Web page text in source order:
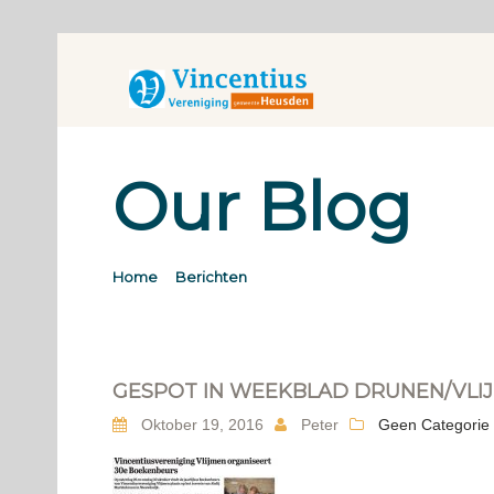
Our Blog
Home Berichten
GESPOT IN WEEKBLAD DRUNEN/
Oktober 19, 2016 Peter Geen Categorie